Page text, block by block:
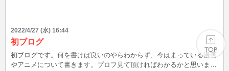
2022/4/27 (水) 16:44
初ブログ
初ブログです。何を書けば良いのやらわからず、今はまっている漫画
やアニメについて書きます。プロフ見て頂ければわかるかと思います
PAGE TOP